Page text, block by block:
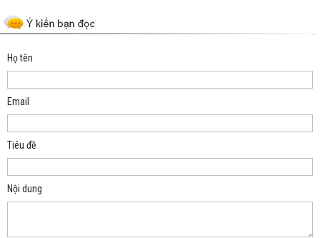
Họ tên
Email
Tiêu đề
Nội dung